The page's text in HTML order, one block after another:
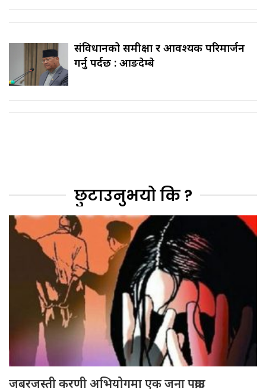
संविधानको समीक्षा र आवश्यक परिमार्जन
गर्नु पर्दछ : आङदेम्बे
छुटाउनुभयो कि ?
जबरजस्ती करणी अभियोगमा एक जना पक्राउ